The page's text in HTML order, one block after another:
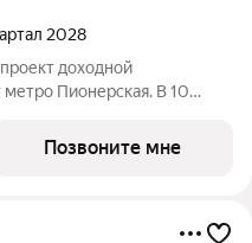
2028
доходной
Пионерская. В 10
от компактных студий до
Позвоните мне